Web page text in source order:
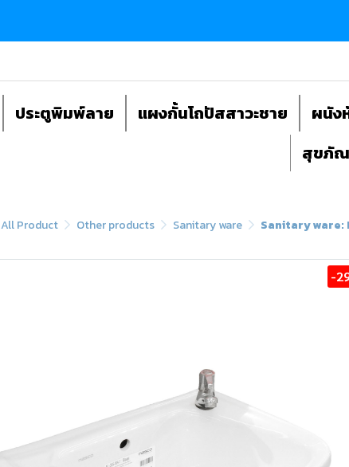
ประตูพิมพ์ลาย แผงกั้นโถปัสสาวะชาย ผนัง
สุขภัณ
All Product Other products Sanitary ware Sanitary ware:
-